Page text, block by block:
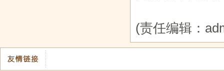
(责任编辑：